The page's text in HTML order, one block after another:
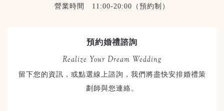
營業時間 11:00-20:00（預約制）
預約婚禮諮詢
Realize Your Dream Wedding
留下您的資訊，或點選線上諮詢，我們將盡快安排婚禮策
劃師與您連絡。